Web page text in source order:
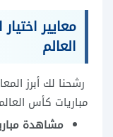
معايير
العالم
رشحنا لك أبرز
مباريات كأس
مشاهدة